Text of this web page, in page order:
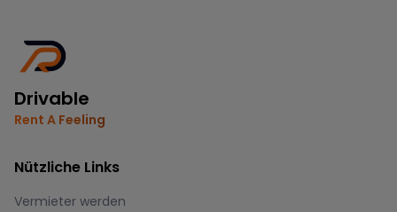
Drivable
Rent A Feeling
Nützliche Links
Vermieter werden